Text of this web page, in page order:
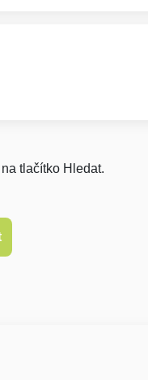
tlačítko Hledat.